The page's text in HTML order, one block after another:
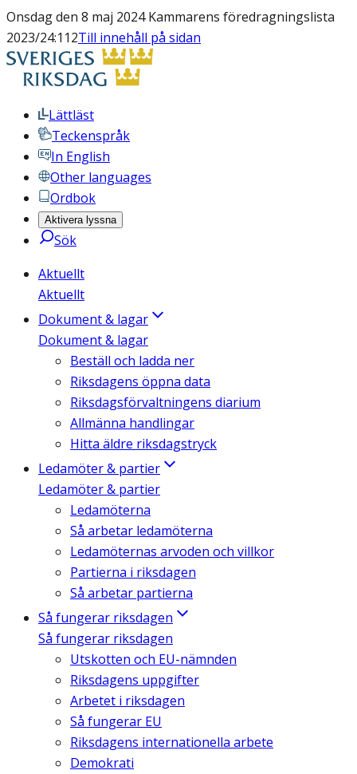
Onsdag den 8 maj 2024 Kammarens föredragningslista
2023/24:112Till innehåll på sidan
Lättläst
Teckenspråk
In English
Other languages
Ordbok
Aktivera lyssna
Sök
Aktuellt
Aktuellt
Dokument & lagar
Dokument & lagar
Beställ och ladda ner
Riksdagens öppna data
Riksdagsförvaltningens diarium
Allmänna handlingar
Hitta äldre riksdagstryck
Ledamöter & partier
Ledamöter & partier
Ledamöterna
Så arbetar ledamöterna
Ledamöternas arvoden och villkor
Partierna i riksdagen
Så arbetar partierna
Så fungerar riksdagen
Så fungerar riksdagen
Utskotten och EU-nämnden
Riksdagens uppgifter
Arbetet i riksdagen
Så fungerar EU
Riksdagens internationella arbete
Demokrati